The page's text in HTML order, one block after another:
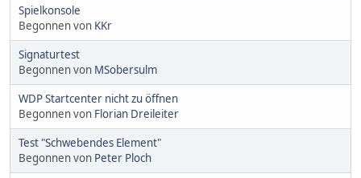
Spielkonsole
Begonnen von KKr
Signaturtest
Begonnen von MSobersulm
WDP Startcenter nicht zu öffnen
Begonnen von Florian Dreileiter
Test "Schwebendes Element"
Begonnen von Peter Ploch